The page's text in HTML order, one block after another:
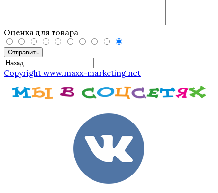
Оценка для товара
Отправить
Copyright www.maxx-marketing.net